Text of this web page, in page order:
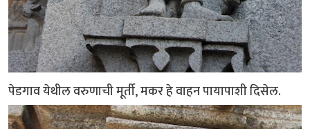
पेडगाव येथील वरुणाची मूर्ती, मकर हे वाहन पायापाशी दिसेल.